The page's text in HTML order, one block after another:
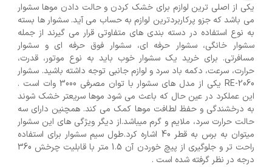
یکی از اصلی ترین لوازم برای خشک کردن و حالت دادن موها سشوار
می باشد که جزو پرکاربردترین لوازم به حساب می آید. سشوار ها بسته
به نوع استفاده در دسته بندی های متفاوتی قرار می گیرند از جمله
سشوار خانگی، سشوار حرفه ای، سشوار فوق حرفه ای و سشوار
مسافرتی. برای خرید یک سشوار خوب باید به نوع موتور، قدرت،
حرارت، سرعت، دکمه باد سرد و لوازم جانبی توجه داشته باشید. سشوار
RE-2060 یکی از مدل های سشوار با توان مصرفی 3000 وات است .
این عملکرد در عین حال که باعث می شود موها سریعتر خشک شوند
به درخشندگی و حفظ لطافت موها کمک می کند. همچنین دارای سه
حالت حرارت سرد، ملایم و گرم میباشد.از دیگر ویژگی های این سشوار
میتوان به برس به قطر 40 اشاره کرد.طول سیم سشوار برای استفاده
راحت تر و جلوگیری از پیچ خوردن آن 1.5 متر با قابلیت چرخش 360
درجه در نظر گرفته شده است .